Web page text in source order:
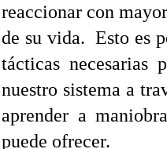
reaccionar con
de su vida. Esto es
tácticas necesarias
nuestro sistema a
aprender a
puede ofrecer.